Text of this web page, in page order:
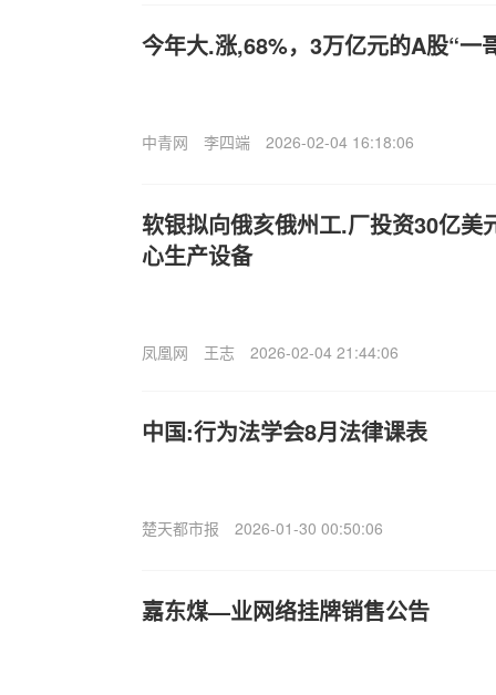
今年大.涨,68%，3万亿元的A股“一
中青网 李四端 2026-02-04 16:18:06
软银拟向俄亥俄州工.厂投资30亿美
心生产设备
凤凰网 王志 2026-02-04 21:44:06
中国:行为法学会8月法律课表
楚天都市报 2026-01-30 00:50:06
嘉东煤—业网络挂牌销售公告